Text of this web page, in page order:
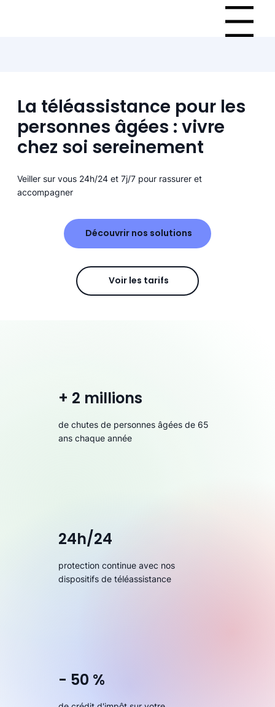
Menu
La téléassistance pour les
personnes âgées : vivre
chez soi sereinement
Veiller sur vous 24h/24 et 7j/7 pour rassurer et
accompagner
Découvrir nos solutions
Voir les tarifs
+ 2 millions
de chutes de personnes âgées de 65
ans chaque année
24h/24
protection continue avec nos
dispositifs de téléassistance
- 50 %